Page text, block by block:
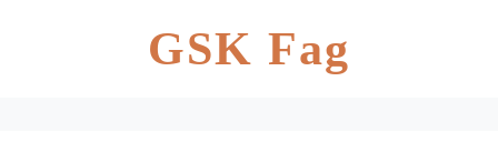
GSK Fag